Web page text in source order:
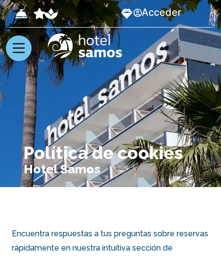
Acceder
Política de cookies
Hotel Samos
Encuentra respuestas a tus preguntas sobre reservas
rápidamente en nuestra intuitiva sección de